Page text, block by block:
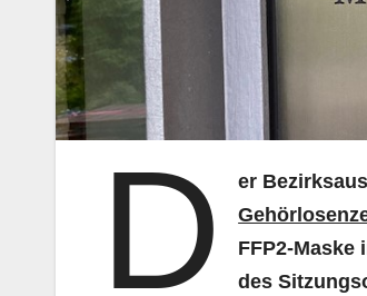
D er
FFP2-Maske
des